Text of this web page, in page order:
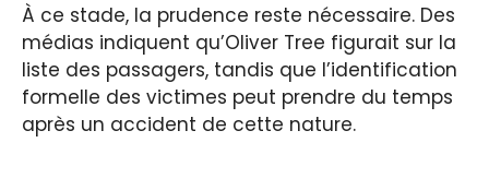
À ce stade, la prudence reste nécessaire. Des
médias indiquent qu’Oliver Tree figurait sur la
liste des passagers, tandis que l’identification
formelle des victimes peut prendre du temps
après un accident de cette nature.